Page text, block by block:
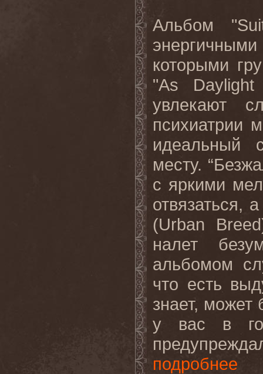
Альбом
которыми
"As
увлекают
психиатрии
идеальный
месту.
с яркими
отвязаться,
(Urban
налет
альбомом
что есть
знает, может
у вас в
подробнее